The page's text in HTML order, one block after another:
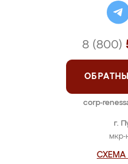
г.
мкр-
СХЕМА
8 (800)
corp-